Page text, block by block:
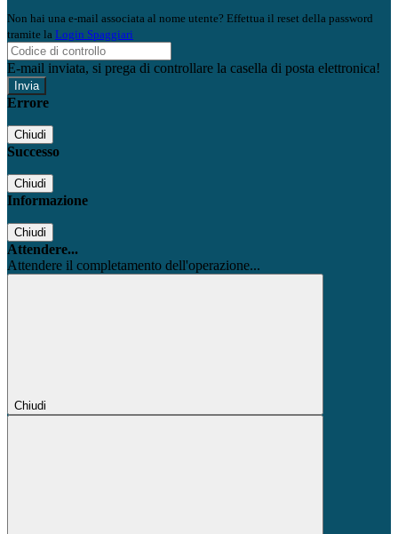
Non hai una e-mail associata al nome utente? Effettua il reset della password
tramite la Login Spaggiari
E-mail inviata, si prega di controllare la casella di posta elettronica!
Errore
Chiudi
Successo
Chiudi
Informazione
Chiudi
Attendere...
Attendere il completamento dell'operazione...
Chiudi